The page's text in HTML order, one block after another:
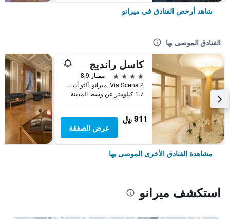
شاهد أرخص الفنادق في ميرانو
الفنادق الموصى بها
كاسل رانديج
4 نجوم
ممتاز 8.9
Via Scena 2, ميرانو, ألتو أديجي, إيطاليا
1.7 كيلومتر عن وسط المدينة
911 ﷼
عرض الصفقة
مشاهدة الفنادق الأخرى الموصى بها
استكشف ميرانو